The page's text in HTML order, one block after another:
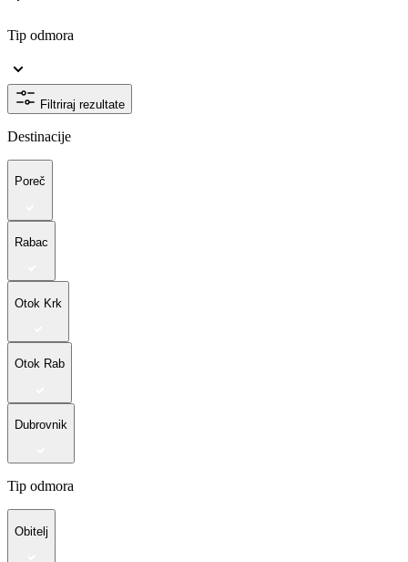
Tip odmora
Filtriraj rezultate
Destinacije
Poreč
Rabac
Otok Krk
Otok Rab
Dubrovnik
Tip odmora
Obitelj